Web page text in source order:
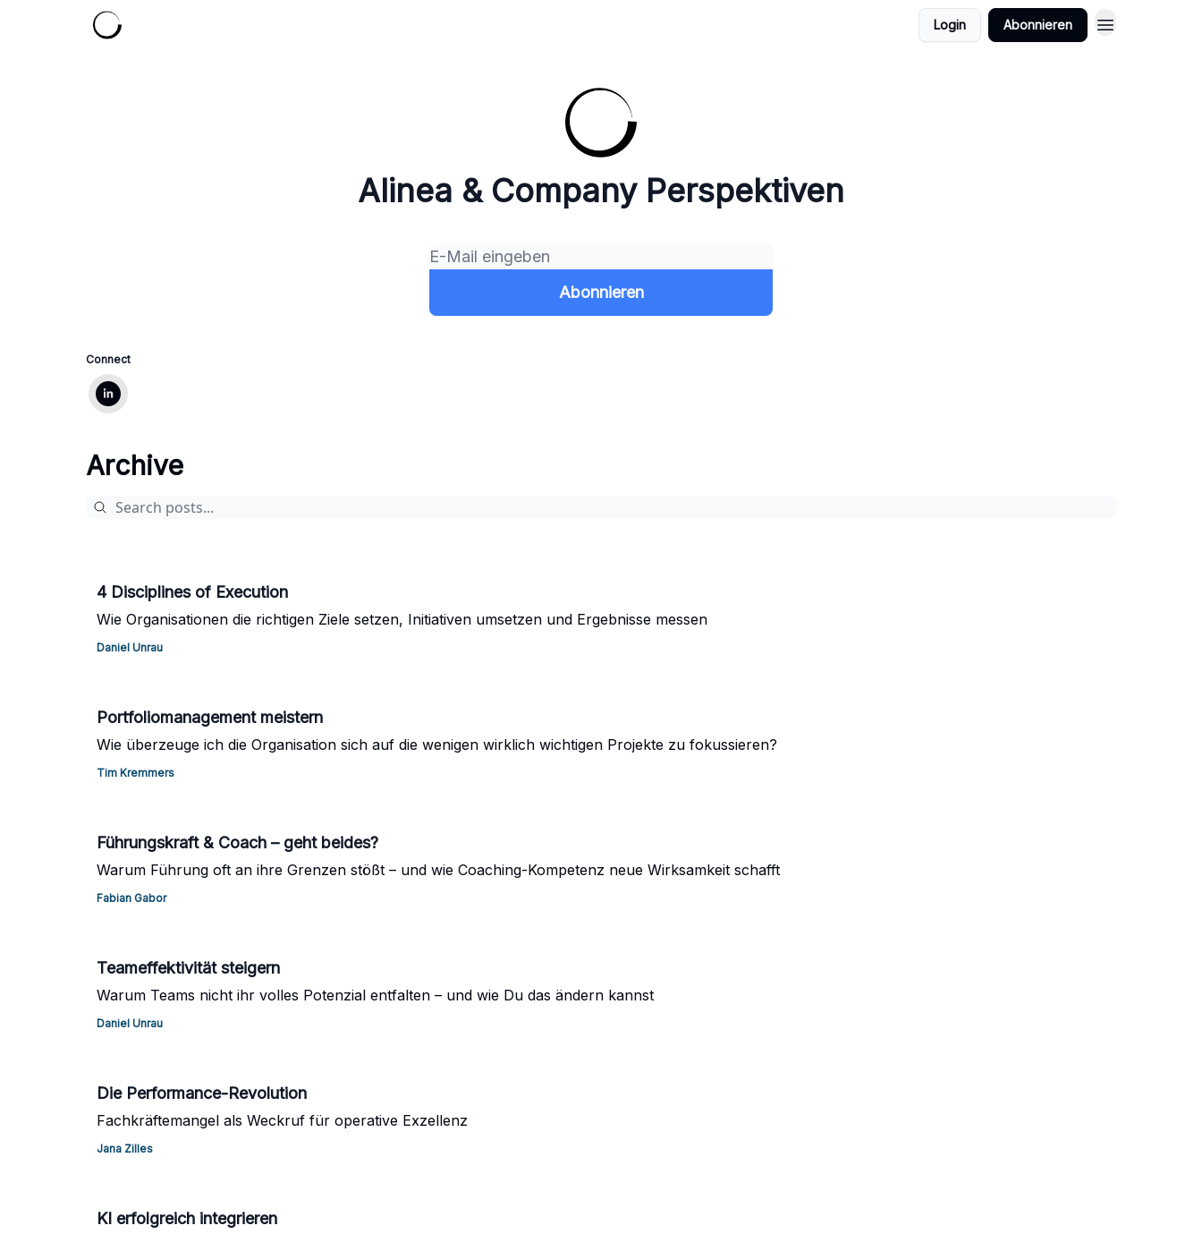
Login Abonnieren
Alinea & Company Perspektiven
Connect
Archive
4 Disciplines of Execution
Wie Organisationen die richtigen Ziele setzen, Initiativen umsetzen und Ergebnisse messen
Daniel Unrau
Portfoliomanagement meistern
Wie überzeuge ich die Organisation sich auf die wenigen wirklich wichtigen Projekte zu fokussieren?
Tim Kremmers
Führungskraft & Coach – geht beides?
Warum Führung oft an ihre Grenzen stößt – und wie Coaching-Kompetenz neue Wirksamkeit schafft
Fabian Gabor
Teameffektivität steigern
Warum Teams nicht ihr volles Potenzial entfalten – und wie Du das ändern kannst
Daniel Unrau
Die Performance-Revolution
Fachkräftemangel als Weckruf für operative Exzellenz
Jana Zilles
KI erfolgreich integrieren